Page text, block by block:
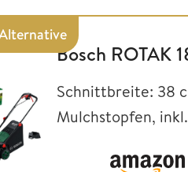
Bosch ROTAK
Schnittbreite: 38
Mulchstopfen,